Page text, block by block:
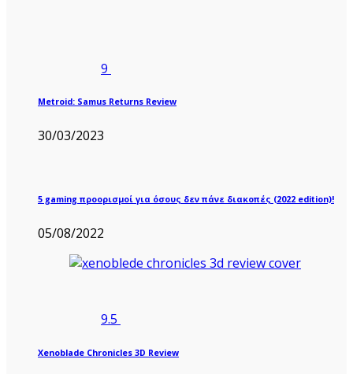
9
Metroid: Samus Returns Review
30/03/2023
5 gaming προορισμοί για όσους δεν πάνε διακοπές (2022 edition)!
05/08/2022
9.5
Xenoblade Chronicles 3D Review